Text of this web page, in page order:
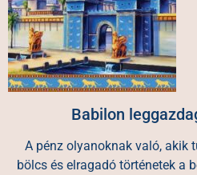
Babilon
A pénz olyanoknak való, akik
bölcs és elragadó történetek a